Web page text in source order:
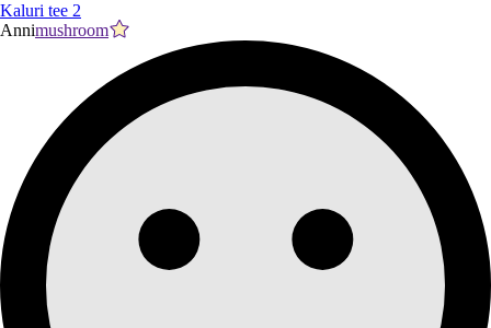
Kaluri tee 2
Annimushroom